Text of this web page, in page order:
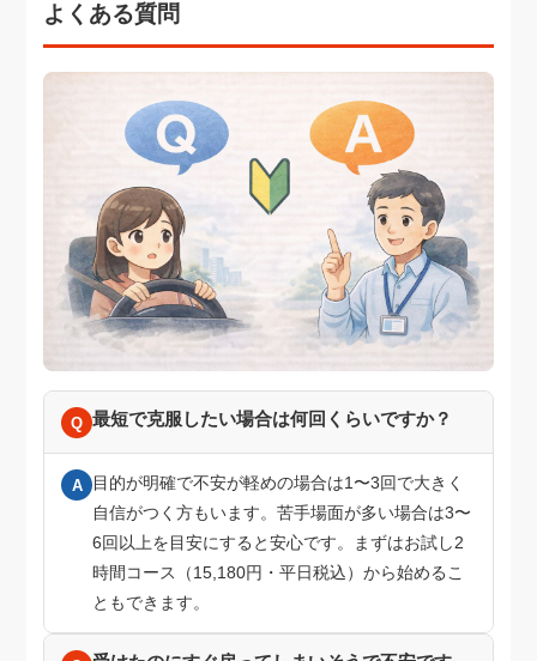
よくある質問
Q 最短で克服したい場合は何回くらいですか？
A
目的が明確で不安が軽めの場合は1〜3回で大きく
自信がつく方もいます。苦手場面が多い場合は3〜
6回以上を目安にすると安心です。まずはお試し2
時間コース（15,180円・平日税込）から始めるこ
ともできます。